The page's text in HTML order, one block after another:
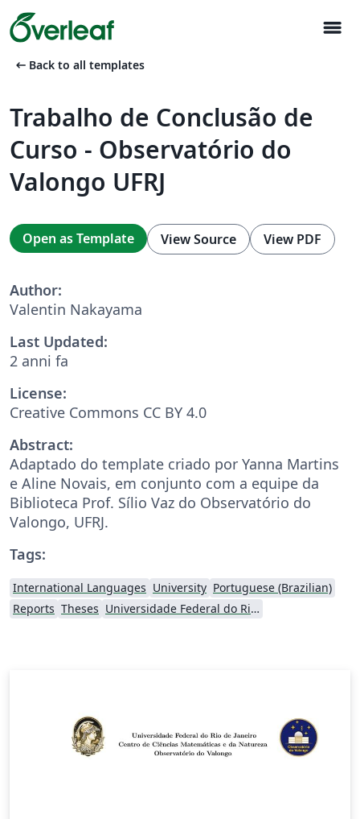
menu
arrow_left_alt Back to all templates
Trabalho de Conclusão de
Curso - Observatório do
Valongo UFRJ
Open as Template View Source View PDF
Author:
Valentin Nakayama
Last Updated:
2 anni fa
License:
Creative Commons CC BY 4.0
Abstract:
Adaptado do template criado por Yanna Martins
e Aline Novais, em conjunto com a equipe da
Biblioteca Prof. Sílio Vaz do Observatório do
Valongo, UFRJ.
Tags:
International Languages University Portuguese (Brazilian)
Reports Theses Universidade Federal do Rio de Janeiro